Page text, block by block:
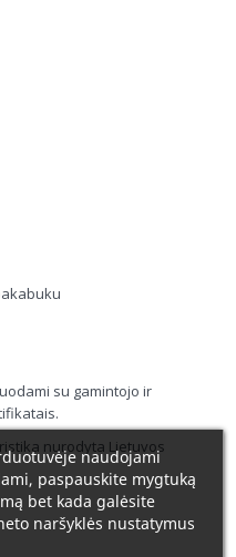
su gamintojo ir
nurodyta Lietuvos
naudojami
paspauskite mygtuką
bet kada galėsite
naršyklės nustatymus